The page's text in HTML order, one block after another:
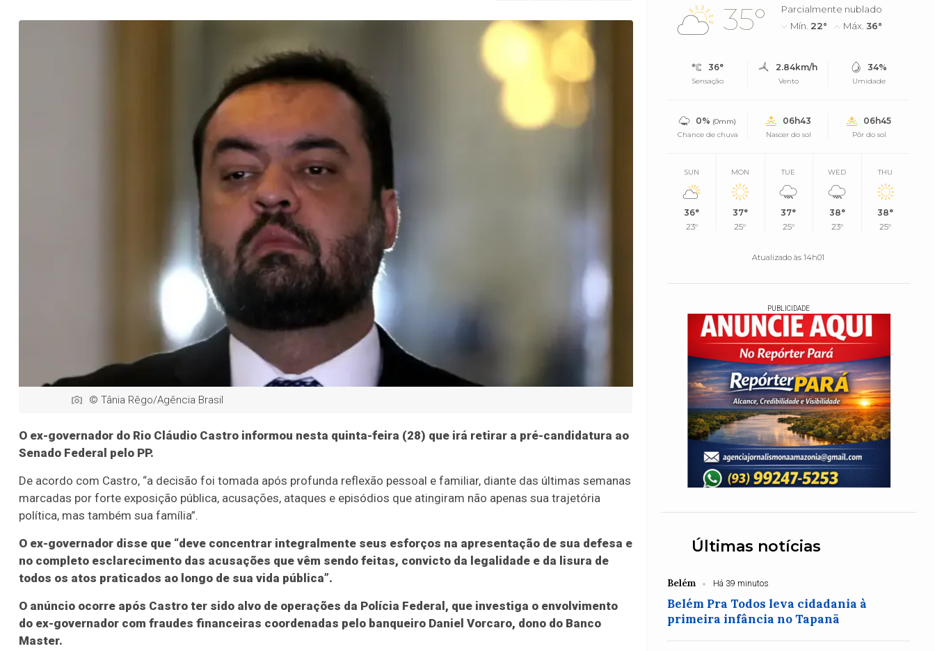
© Tânia Rêgo/Agência Brasil
O ex-governador do Rio Cláudio Castro informou nesta quinta-feira (28) que irá retirar a pré-candidatura ao
Senado Federal pelo PP.
De acordo com Castro, “a decisão foi tomada após profunda reflexão pessoal e familiar, diante das últimas semanas
marcadas por forte exposição pública, acusações, ataques e episódios que atingiram não apenas sua trajetória
política, mas também sua família”.
O ex-governador disse que “deve concentrar integralmente seus esforços na apresentação de sua defesa e
no completo esclarecimento das acusações que vêm sendo feitas, convicto da legalidade e da lisura de
todos os atos praticados ao longo de sua vida pública”.
O anúncio ocorre após Castro ter sido alvo de operações da Polícia Federal, que investiga o envolvimento
do ex-governador com fraudes financeiras coordenadas pelo banqueiro Daniel Vorcaro, dono do Banco
Master.
35°
Parcialmente nublado
Mín. 22° Máx.36°
36°
Sensação
2.84km/h
Vento
34%
Umidade
0% (0mm)
Chance de chuva
06h43
Nascer do sol
06h45
Pôr do sol
SUN
36°
23°
MON
37°
25°
TUE
37°
25°
WED
38°
23°
THU
38°
25°
Atualizado às 14h01
PUBLICIDADE
Últimas notícias
Belém Há 39 minutos
Belém Pra Todos leva cidadania à
primeira infância no Tapanã